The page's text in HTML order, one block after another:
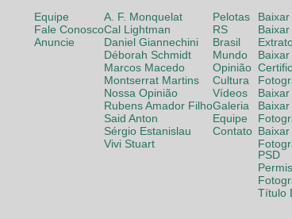
Equipe
Fale Conosco
Anuncie
A. F. Monquelat
Cal Lightman
Daniel Giannechini
Déborah Schmidt
Marcos Macedo
Montserrat Martins
Nossa Opinião
Rubens Amador Filho
Said Anton
Sérgio Estanislau
Vivi Stuart
Pelotas
RS
Brasil
Mundo
Opinião
Cultura
Vídeos
Galeria
Equipe
Contato
PSD
Título